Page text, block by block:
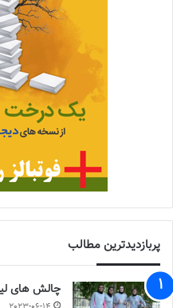
پربازدیدترین مطالب
چالش هاى